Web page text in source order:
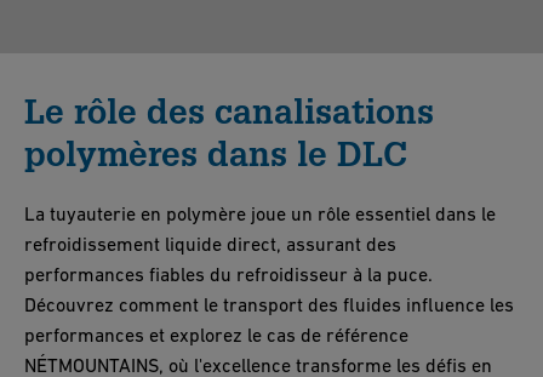
Le rôle des canalisations
polymères dans le DLC
La tuyauterie en polymère joue un rôle essentiel dans le
refroidissement liquide direct, assurant des
performances fiables du refroidisseur à la puce.
Découvrez comment le transport des fluides influence les
performances et explorez le cas de référence
NÉTMOUNTAINS, où l'excellence transforme les défis en